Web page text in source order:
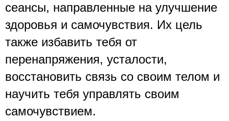
сеансы, направленные на улучшение
здоровья и самочувствия. Их цель
также избавить тебя от
перенапряжения, усталости,
восстановить связь со своим телом и
научить тебя управлять своим
самочувствием.